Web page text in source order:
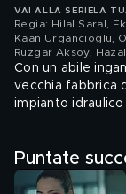
VAI ALLA SERIE LA
Regia: Hilal Saral,
Kaan Urgancioglu,
Ruzgar Aksoy,
Con un abile
vecchia fabbrica
impianto
interrotta
presenta per
Puntate